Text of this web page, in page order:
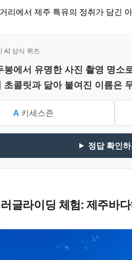
리에서 제주 특유의 정취가 담긴
AI 상식 퀴즈
봉에서 유명한 사진 촬영 명소
초콜릿과 닮아 붙여진 이름은
A 키세스존
정답 확인
글라이딩 체험: 제주바